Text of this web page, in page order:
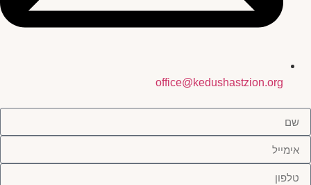
office@kedushastzion.org